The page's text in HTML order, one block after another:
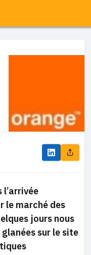
l’arrivée
le marché des
jours nous
glanées sur le site